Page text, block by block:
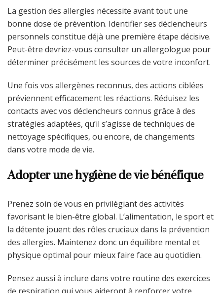
La gestion des allergies nécessite avant tout une
bonne dose de prévention. Identifier ses déclencheurs
personnels constitue déjà une première étape décisive.
Peut-être devriez-vous consulter un allergologue pour
déterminer précisément les sources de votre inconfort.
Une fois vos allergènes reconnus, des actions ciblées
préviennent efficacement les réactions. Réduisez les
contacts avec vos déclencheurs connus grâce à des
stratégies adaptées, qu’il s’agisse de techniques de
nettoyage spécifiques, ou encore, de changements
dans votre mode de vie.
Adopter une hygiène de vie bénéfique
Prenez soin de vous en privilégiant des activités
favorisant le bien-être global. L’alimentation, le sport et
la détente jouent des rôles cruciaux dans la prévention
des allergies. Maintenez donc un équilibre mental et
physique optimal pour mieux faire face au quotidien.
Pensez aussi à inclure dans votre routine des exercices